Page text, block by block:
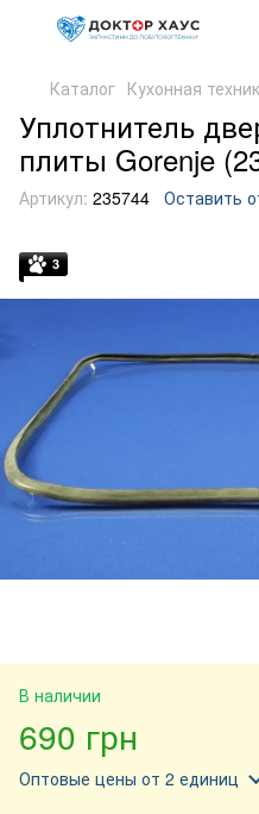
Каталог Кухонная
Уплотнитель
плиты Gorenje
Артикул: 235744 Оставить
3
В наличии
690 грн
Оптовые цены от 2 единиц